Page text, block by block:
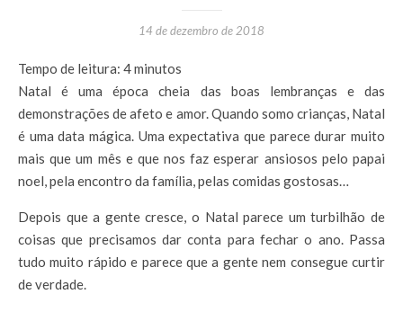
14 de dezembro de 2018
Tempo de leitura: 4minutos
Natal é uma época cheia das boas lembranças e das
demonstrações de afeto e amor. Quando somo crianças, Natal
é uma data mágica. Uma expectativa que parece durar muito
mais que um mês e que nos faz esperar ansiosos pelo papai
noel, pela encontro da família, pelas comidas gostosas…
Depois que a gente cresce, o Natal parece um turbilhão de
coisas que precisamos dar conta para fechar o ano. Passa
tudo muito rápido e parece que a gente nem consegue curtir
de verdade.